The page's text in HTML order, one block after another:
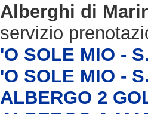
Alberghi di
servizio
'O SOLE MIO -
'O SOLE MIO -
ALBERGO 2